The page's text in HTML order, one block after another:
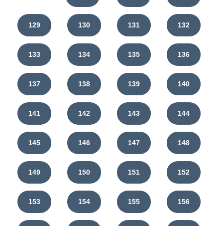
129 130 131 132
133 134 135 136
137 138 139 140
141 142 143 144
145 146 147 148
149 150 151 152
153 154 155 156